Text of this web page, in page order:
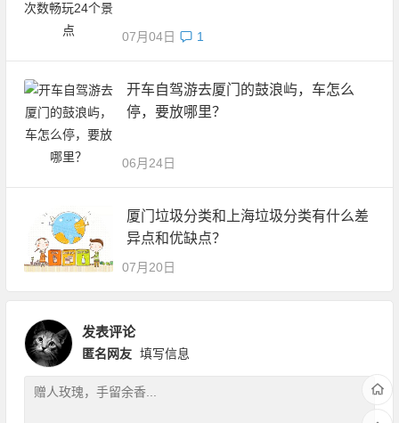
07月04日 1
开车自驾游去厦门的鼓浪屿，车怎么
停，要放哪里？
06月24日
厦门垃圾分类和上海垃圾分类有什么差
异点和优缺点？
07月20日
发表评论
匿名网友 填写信息